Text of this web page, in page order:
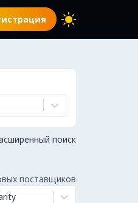
поиск
поставщиков